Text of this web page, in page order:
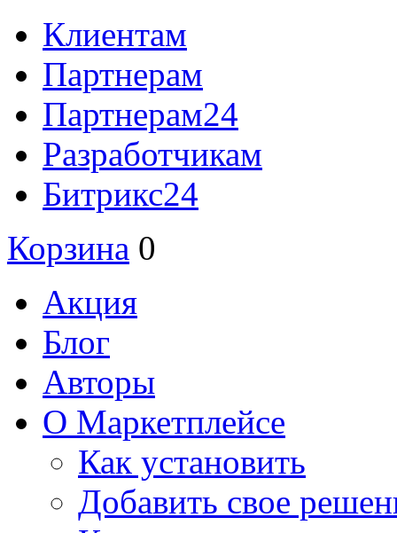
Клиентам
Партнерам
Партнерам24
Разработчикам
Битрикс24
Корзина 0
Акция
Блог
Авторы
О Маркетплейсе
Как установить
Добавить свое